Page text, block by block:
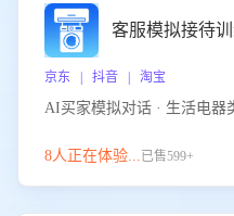
客服模拟接待
京东 | 抖音 | 淘宝
AI买家模拟对话 · 生活电器
8人正在体验...已售599+